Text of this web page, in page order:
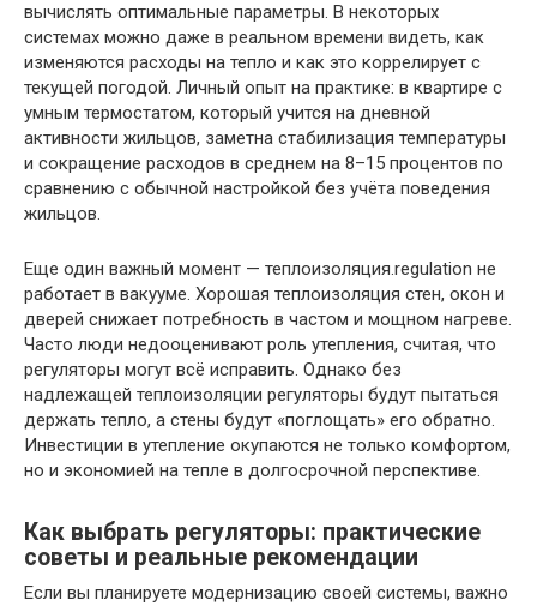
вычислять оптимальные параметры. В некоторых
системах можно даже в реальном времени видеть, как
изменяются расходы на тепло и как это коррелирует с
текущей погодой. Личный опыт на практике: в квартире с
умным термостатом, который учится на дневной
активности жильцов, заметна стабилизация температуры
и сокращение расходов в среднем на 8–15 процентов по
сравнению с обычной настройкой без учёта поведения
жильцов.
Еще один важный момент — теплоизоляция.regulation не
работает в вакууме. Хорошая теплоизоляция стен, окон и
дверей снижает потребность в частом и мощном нагреве.
Часто люди недооценивают роль утепления, считая, что
регуляторы могут всё исправить. Однако без
надлежащей теплоизоляции регуляторы будут пытаться
держать тепло, а стены будут «поглощать» его обратно.
Инвестиции в утепление окупаются не только комфортом,
но и экономией на тепле в долгосрочной перспективе.
Как выбрать регуляторы: практические
советы и реальные рекомендации
Если вы планируете модернизацию своей системы, важно